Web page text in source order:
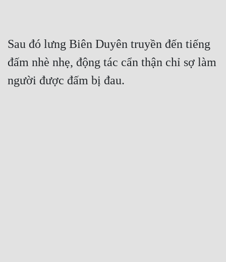
Sau đó lưng Biên Duyên truyền đến tiếng
đấm nhè nhẹ, động tác cẩn thận chỉ sợ làm